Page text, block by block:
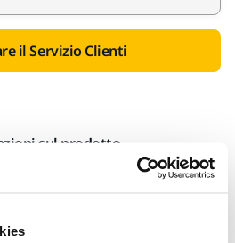
il Servizio Clienti
sul prodotto
Download